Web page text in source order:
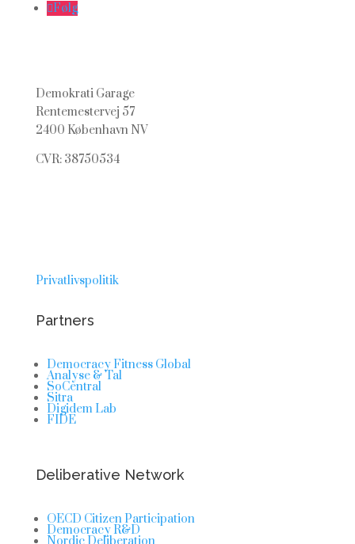
Følg
Demokrati Garage
Rentemestervej 57
2400 København NV
CVR: 38750534
Privatlivspolitik
Partners
Democracy Fitness Global
Analyse & Tal
SoCentral
Sitra
Digidem Lab
FIDE
Deliberative Network
OECD Citizen Participation
Democracy R&D
Nordic Deliberation